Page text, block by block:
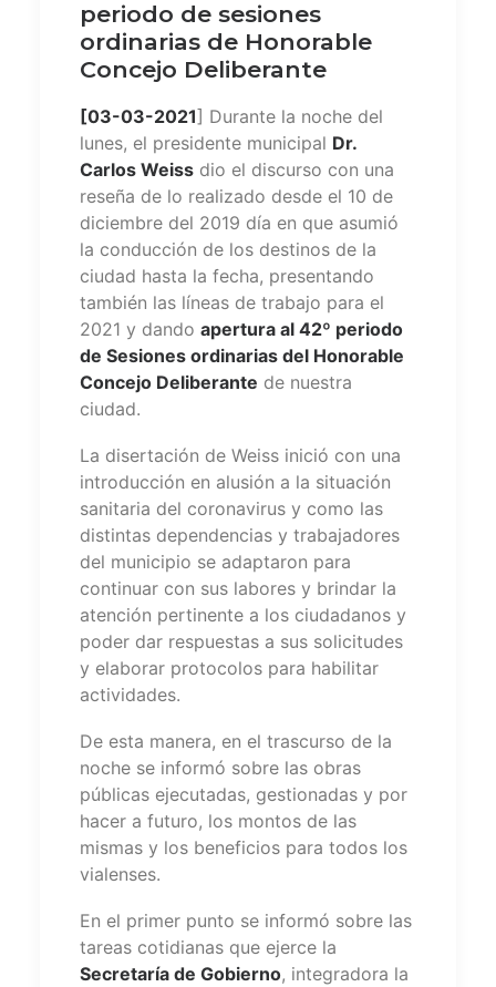
periodo de sesiones
ordinarias de Honorable
Concejo Deliberante
[03-03-2021] Durante la noche del
lunes, el presidente municipal Dr.
Carlos Weiss dio el discurso con una
reseña de lo realizado desde el 10 de
diciembre del 2019 día en que asumió
la conducción de los destinos de la
ciudad hasta la fecha, presentando
también las líneas de trabajo para el
2021 y dando apertura al 42º periodo
de Sesiones ordinarias del Honorable
Concejo Deliberante de nuestra
ciudad.
La disertación de Weiss inició con una
introducción en alusión a la situación
sanitaria del coronavirus y como las
distintas dependencias y trabajadores
del municipio se adaptaron para
continuar con sus labores y brindar la
atención pertinente a los ciudadanos y
poder dar respuestas a sus solicitudes
y elaborar protocolos para habilitar
actividades.
De esta manera, en el trascurso de la
noche se informó sobre las obras
públicas ejecutadas, gestionadas y por
hacer a futuro, los montos de las
mismas y los beneficios para todos los
vialenses.
En el primer punto se informó sobre las
tareas cotidianas que ejerce la
Secretaría de Gobierno, integradora la